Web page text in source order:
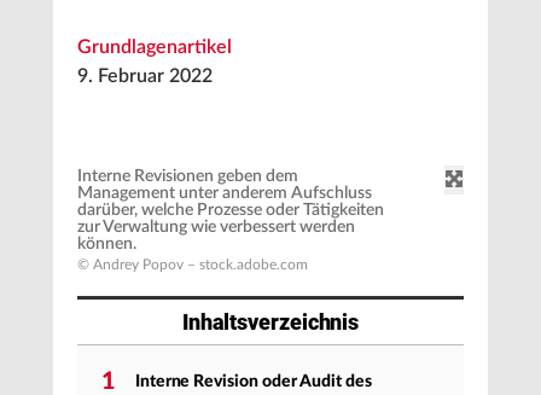
Grundlagenartikel
9. Februar 2022
Interne Revisionen geben dem
Management unter anderem Aufschluss
darüber, welche Prozesse oder Tätigkeiten
zur Verwaltung wie verbessert werden
können.
© Andrey Popov – stock.adobe.com
Inhaltsverzeichnis
1
Interne Revision oder Audit des